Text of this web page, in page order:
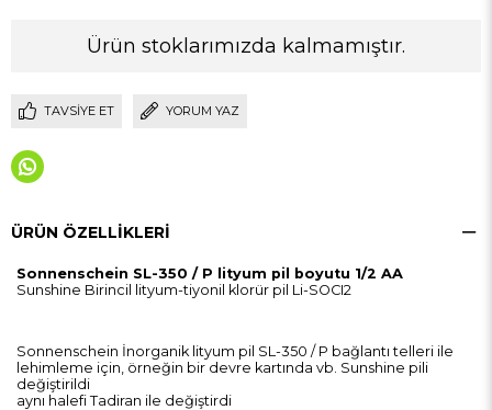
Ürün stoklarımızda kalmamıştır.
TAVSIYE ET YORUM YAZ
ÜRÜN ÖZELLIKLERI
Sonnenschein SL-350 / P lityum pil boyutu 1/2 AA
Sunshine Birincil lityum-tiyonil klorür pil Li-SOCI2
Sonnenschein İnorganik lityum pil SL-350 / P bağlantı telleri ile
lehimleme için, örneğin bir devre kartında vb. Sunshine pili
değiştirildi
aynı halefi Tadiran ile değiştirdi